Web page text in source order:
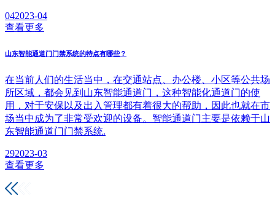
042023-04
查看更多
山东智能通道门门禁系统的特点有哪些？
在当前人们的生活当中，在交通站点、办公楼、小区等公共场
所区域，都会见到山东智能通道门，这种智能化通道门的使
用，对于安保以及出入管理都有着很大的帮助，因此也就在市
场当中成为了非常受欢迎的设备。智能通道门主要是依赖于山
东智能通道门门禁系统.
292023-03
查看更多